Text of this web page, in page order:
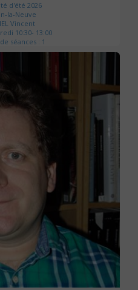
d'été 2026
la-Neuve
Vincent
10:30- 13:00
séances : 1
21 €